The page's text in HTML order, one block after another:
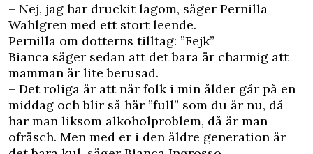
– Nej, jag har druckit lagom, säger Pernilla
Wahlgren med ett stort leende.
Pernilla om dotterns tilltag: ”Fejk”
Bianca säger sedan att det bara är charmig att
mamman är lite berusad.
– Det roliga är att när folk i min ålder går på en
middag och blir så här ”full” som du är nu, då
har man liksom alkoholproblem, då är man
ofräsch. Men med er i den äldre generation är